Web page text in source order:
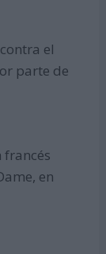
el
parte de
francés
en